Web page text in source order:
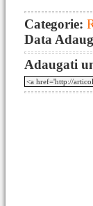
Categorie:
Data
Adaugati